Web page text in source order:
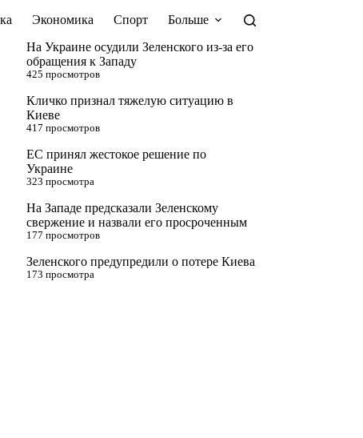
Экономика Спорт
Больше
На Украине осудили Зеленского из-за его
обращения к Западу
425 просмотров
Кличко признал тяжелую ситуацию в
Киеве
417 просмотров
ЕС принял жестокое решение по
Украине
323 просмотра
На Западе предсказали Зеленскому
свержение и назвали его просроченным
177 просмотров
Зеленского предупредили о потере Киева
173 просмотра